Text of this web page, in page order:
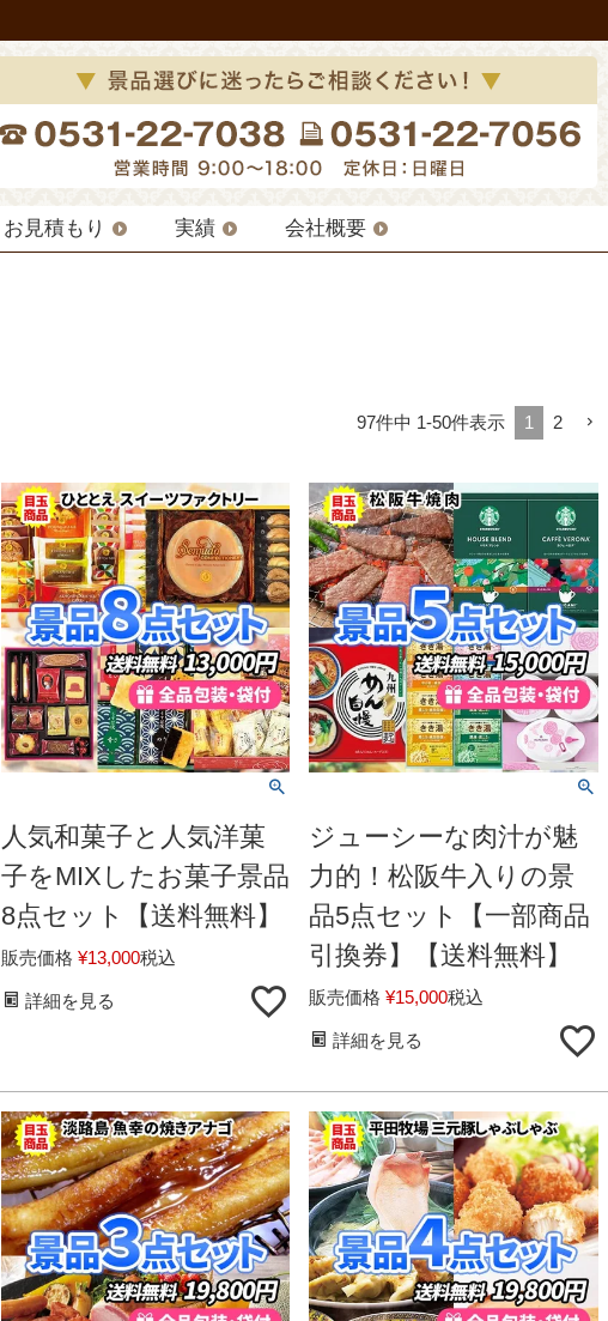
お見積もり 実績 会社概要
97件中 1-50件表示 1 2
人気和菓子と人気洋菓
子をMIXしたお菓子景品
8点セット【送料無料】
販売価格 ¥13,000税込
詳細を見る
ジューシーな肉汁が魅
力的！松阪牛入りの景
品5点セット【一部商品
引換券】【送料無料】
販売価格 ¥15,000税込
詳細を見る